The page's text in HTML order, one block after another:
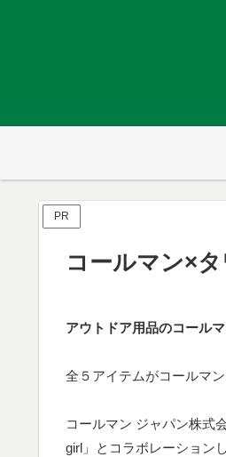
PR
コールマン×
アウトドア用品のコール
全５アイテムがコールマ
コールマン ジャパン株式
girl」とコラボレーション